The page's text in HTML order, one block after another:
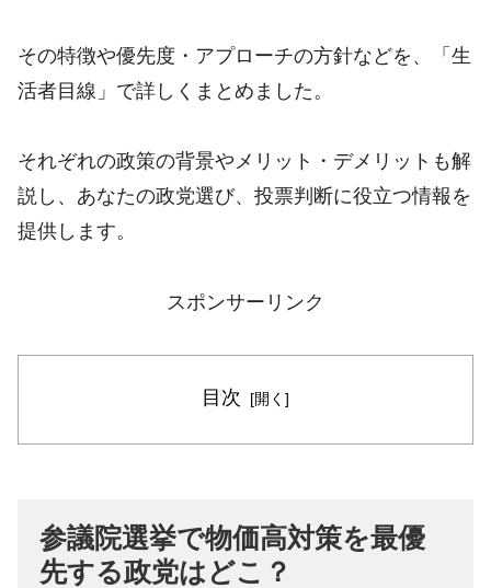
その特徴や優先度・アプローチの方針などを、「生
活者目線」で詳しくまとめました。
それぞれの政策の背景やメリット・デメリットも解
説し、あなたの政党選び、投票判断に役立つ情報を
提供します。
スポンサーリンク
目次
参議院選挙で物価高対策を最優
先する政党はどこ？